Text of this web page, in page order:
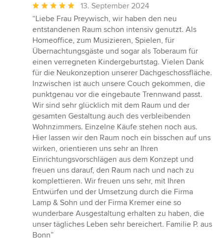
Durchschnittliche
Bewertung:
5
von
5
Sternen
13. September 2024
“Liebe Frau Preywisch, wir haben den neu
entstandenen Raum schon intensiv genutzt. Als
Homeoffice, zum Musizieren, Spielen, für
Übernachtungsgäste und sogar als Toberaum für
einen verregneten Kindergeburtstag. Vielen Dank
für die Neukonzeption unserer Dachgeschossfläche.
Inzwischen ist auch unsere Couch gekommen, die
punktgenau vor die eingebaute Trennwand passt.
Wir sind sehr glücklich mit dem Raum und der
gesamten Gestaltung auch des verbleibenden
Wohnzimmers. Einzelne Käufe stehen noch aus.
Hier lassen wir den Raum noch ein bisschen auf uns
wirken, orientieren uns sehr an Ihren
Einrichtungsvorschlägen aus dem Konzept und
freuen uns darauf, den Raum nach und nach zu
komplettieren. Wir freuen uns sehr, mit Ihren
Entwürfen und der Umsetzung durch die Firma
Lamp & Sohn und der Firma Kremer eine so
wunderbare Ausgestaltung erhalten zu haben, die
unser tägliches Leben sehr bereichert. Familie P. aus
Bonn”